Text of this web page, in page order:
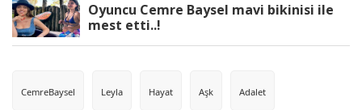
Oyuncu Cemre Baysel mavi bikinisi ile
mest etti..!
CemreBaysel Leyla Hayat Aşk Adalet